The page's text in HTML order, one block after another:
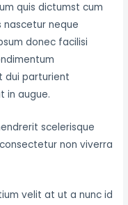
quis dictumst cum
nascetur neque
donec facilisi
dui parturient
in augue.
scelerisque
non viverra
velit at ut a nunc id